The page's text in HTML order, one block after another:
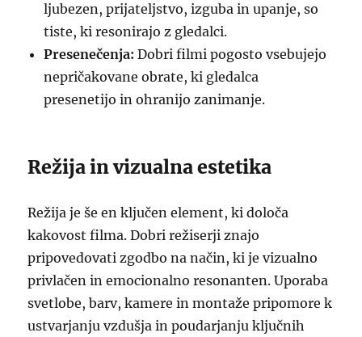
ljubezen, prijateljstvo, izguba in upanje, so
tiste, ki resonirajo z gledalci.
Presenečenja: Dobri filmi pogosto vsebujejo
nepričakovane obrate, ki gledalca
presenetijo in ohranijo zanimanje.
Režija in vizualna estetika
Režija je še en ključen element, ki določa
kakovost filma. Dobri režiserji znajo
pripovedovati zgodbo na način, ki je vizualno
privlačen in emocionalno resonanten. Uporaba
svetlobe, barv, kamere in montaže pripomore k
ustvarjanju vzdušja in poudarjanju ključnih